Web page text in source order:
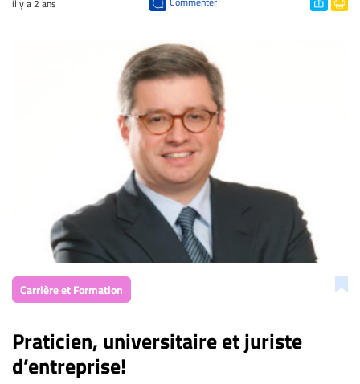
il y a 2 ans
Carrière et Formation
Praticien, universitaire et juriste
d’entreprise!